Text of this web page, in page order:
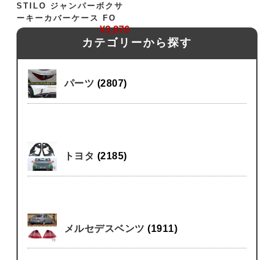
カテゴリーから探す
パーツ (2807)
トヨタ (2185)
メルセデスベンツ(1911)
STILO ジャンパーボクサ
ーキーカバーケース FO
¥3,876